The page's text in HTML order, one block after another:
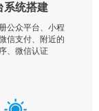
系统搭建
公众平台、小程
信支付、附近的
、微信认证